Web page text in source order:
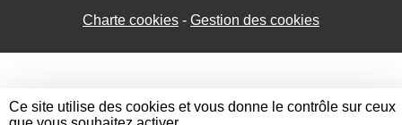
Charte cookies Gestion des cookies
Ce site utilise des cookies et vous donne le contrôle sur ceux